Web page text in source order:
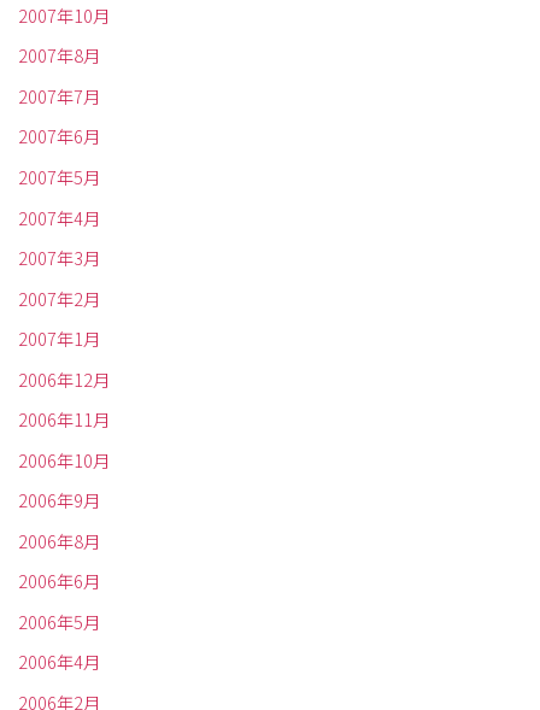
2007年10月
2007年8月
2007年7月
2007年6月
2007年5月
2007年4月
2007年3月
2007年2月
2007年1月
2006年12月
2006年11月
2006年10月
2006年9月
2006年8月
2006年6月
2006年5月
2006年4月
2006年2月